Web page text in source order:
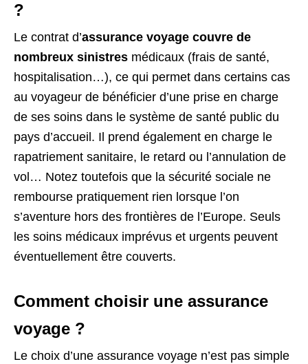
?
Le contrat d’assurance voyage couvre de
nombreux sinistres médicaux (frais de santé,
hospitalisation…), ce qui permet dans certains cas
au voyageur de bénéficier d’une prise en charge
de ses soins dans le système de santé public du
pays d’accueil. Il prend également en charge le
rapatriement sanitaire, le retard ou l’annulation de
vol… Notez toutefois que la sécurité sociale ne
rembourse pratiquement rien lorsque l’on
s’aventure hors des frontières de l’Europe. Seuls
les soins médicaux imprévus et urgents peuvent
éventuellement être couverts.
Comment choisir une assurance
voyage ?
Le choix d’une assurance voyage n’est pas simple